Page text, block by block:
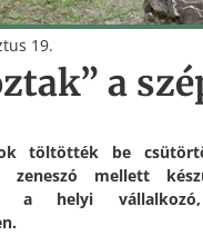
19.
a
töltötték be
zeneszó mellett
a helyi